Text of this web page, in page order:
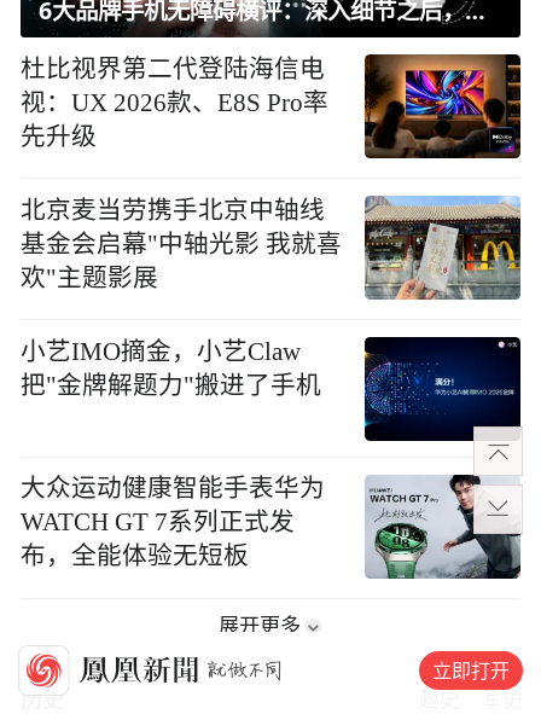
6大品牌手机无障碍横评：深入细节之后，似乎只有苹果能挺住？｜ 看见2026
杜比视界第二代登陆海信电
视：UX 2026款、E8S Pro率
先升级
北京麦当劳携手北京中轴线
基金会启幕"中轴光影 我就喜
欢"主题影展
小艺IMO摘金，小艺Claw
把"金牌解题力"搬进了手机
大众运动健康智能手表华为
WATCH GT 7系列正式发
布，全能体验无短板
展开更多
历史 趣史 军史
立即打开